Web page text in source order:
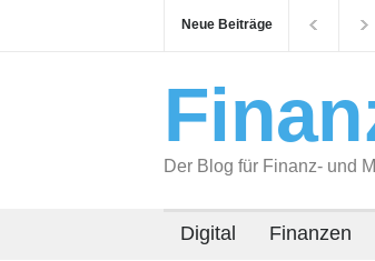
Neue Beiträge
Der Blog für Finanz- und
Digital Finanzen